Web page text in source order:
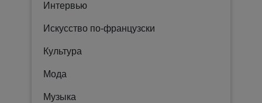
Интервью
Искусство по-французски
Культура
Мода
Музыка